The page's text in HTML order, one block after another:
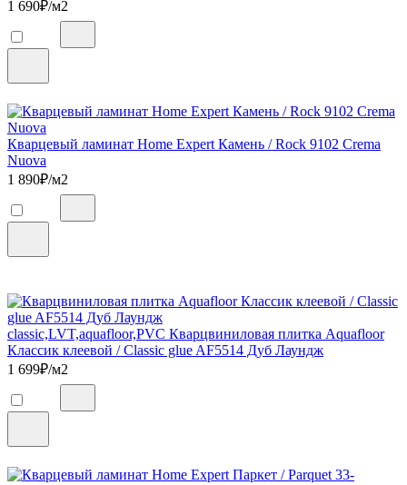
1 690₽/м2
Кварцевый ламинат Home Expert Камень / Rock 9102 Crema
Nuova
1 890₽/м2
classic,LVT,aquafloor,PVC Кварцвиниловая плитка Aquafloor
Классик клеевой / Classic glue AF5514 Дуб Лаундж
1 699₽/м2